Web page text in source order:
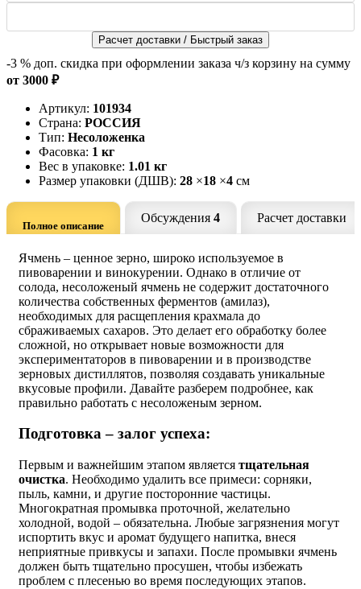
Расчет доставки / Быстрый заказ
-3 % доп. скидка при оформлении заказа ч/з корзину на сумму
от 3000 ₽
Артикул: 101934
Страна: РОССИЯ
Тип: Несоложенка
Фасовка: 1 кг
Вес в упаковке: 1.01 кг
Размер упаковки (ДШВ): 28 ×18 ×4 см
Полное описание
Обсуждения 4 Расчет доставки
Ячмень – ценное зерно, широко используемое в
пивоварении и винокурении. Однако в отличие от
солода, несоложеный ячмень не содержит достаточного
количества собственных ферментов (амилаз),
необходимых для расщепления крахмала до
сбраживаемых сахаров. Это делает его обработку более
сложной, но открывает новые возможности для
экспериментаторов в пивоварении и в производстве
зерновых дистиллятов, позволяя создавать уникальные
вкусовые профили. Давайте разберем подробнее, как
правильно работать с несоложеным зерном.
Подготовка – залог успеха:
Первым и важнейшим этапом является тщательная
очистка. Необходимо удалить все примеси: сорняки,
пыль, камни, и другие посторонние частицы.
Многократная промывка проточной, желательно
холодной, водой – обязательна. Любые загрязнения могут
испортить вкус и аромат будущего напитка, внеся
неприятные привкусы и запахи. После промывки ячмень
должен быть тщательно просушен, чтобы избежать
проблем с плесенью во время последующих этапов.